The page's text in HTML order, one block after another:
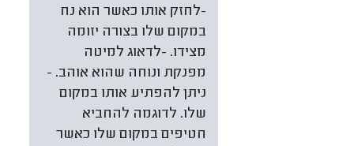
-לחזק אותו כאשר הוא נח
במקום שלו בצורה יזומה
מצידו. -לדאוג למיטה
מפנקת ונוחה שהוא אוהב. -
ניתן להפתיע אותו במקום
שלו. לדוגמה להחביא
חטיפים במקום שלו כאשר